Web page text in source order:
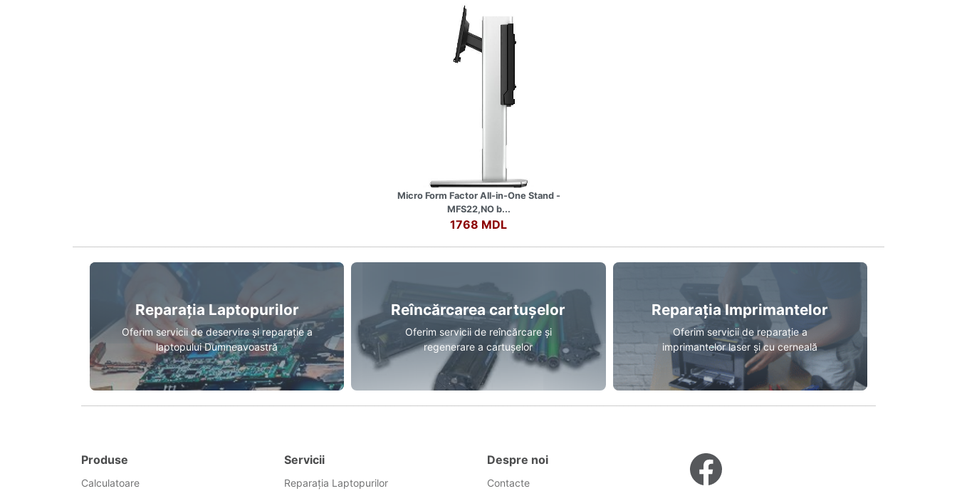
Micro Form Factor All-in-One Stand -
MFS22,NO b...
1768 MDL
Reparația Laptopurilor
Oferim servicii de deservire și reparație a
laptopului Dumneavoastră
Reîncărcarea cartușelor
Oferim servicii de reîncărcare și
regenerare a cartușelor
Reparația Imprimantelor
Oferim servicii de reparație a
imprimantelor laser și cu cerneală
Produse
Calculatoare
Servicii
Reparația Laptopurilor
Despre noi
Contacte